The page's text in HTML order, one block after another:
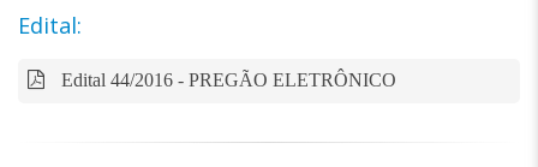
Edital:
Edital 44/2016 - PREGÃO ELETRÔNICO